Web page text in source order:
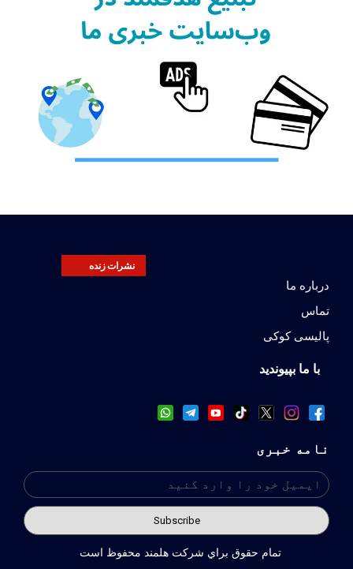
نشرات زنده
درباره ما
تماس
پالیسی کوکی
با ما بپیوندید
نامه خبری
تمام حقوق براي شركت هلمند محفوظ است